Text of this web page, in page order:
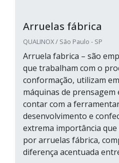
Arruelas fábrica
QUALINOX / São Paulo - SP
Arruela fabrica – são
que trabalham com o
conformação, utilizam
máquinas de prensagem
contar com a
desenvolvimento e
extrema importância
por arruelas fábrica,
diferença acentuada